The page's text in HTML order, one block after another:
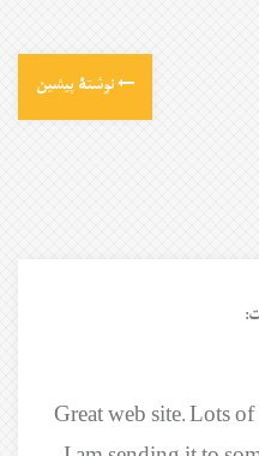
نوشتهٔ پیشین
Great web site. Lots